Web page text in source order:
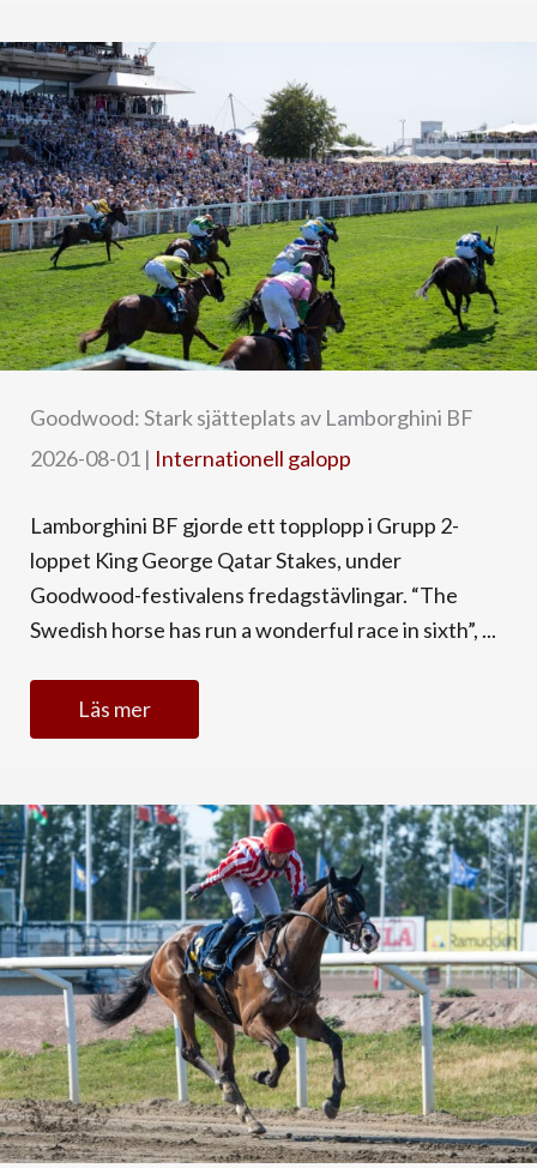
Goodwood: Stark sjätteplats av Lamborghini BF
2026-08-01 | Internationell galopp
Lamborghini BF gjorde ett topplopp i Grupp 2-
loppet King George Qatar Stakes, under
Goodwood-festivalens fredagstävlingar. “The
Swedish horse has run a wonderful race in sixth”, ...
Läs mer